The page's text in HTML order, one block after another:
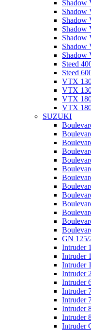
Shadow
Shadow
Shadow
Shadow
Shadow
Shadow
Shadow
Steed
Steed
VTX
VTX
VTX
VTX
SUZUKI
GN 125/
Intruder
Intruder
Intruder
Intruder
Intruder
Intruder
Intruder
Intruder
Intruder
Intruder